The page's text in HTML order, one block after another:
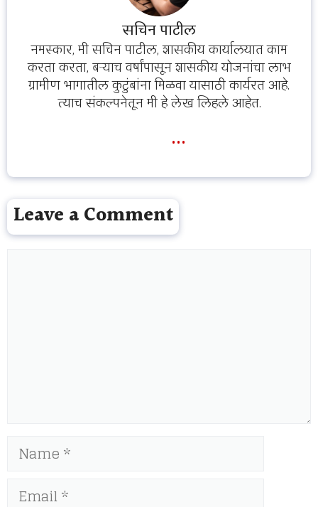
सचिन पाटील
नमस्कार, मी सचिन पाटील, शासकीय कार्यालयात काम
करता करता, बऱ्याच वर्षांपासून शासकीय योजनांचा लाभ
ग्रामीण भागातील कुटुंबांना मिळवा यासाठी कार्यरत आहे.
त्याच संकल्पनेतून मी हे लेख लिहले आहेत.
...
Leave a Comment
Name
Email